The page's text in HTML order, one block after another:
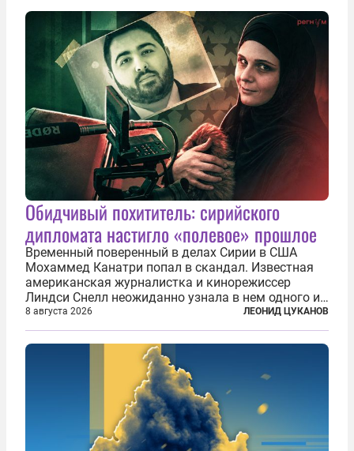
Обидчивый похититель: сирийского
дипломата настигло «полевое» прошлое
Временный поверенный в делах Сирии в США
Мохаммед Канатри попал в скандал. Известная
американская журналистка и кинорежиссер
Линдси Снелл неожиданно узнала в нем одного из
бандитов, похитивших ее в сирийском Алеппо в
2016 году. Журналистка убеждена, что Канатри, в
то время известный под подпольным...
8 августа 2026 ЛЕОНИД ЦУКАНОВ